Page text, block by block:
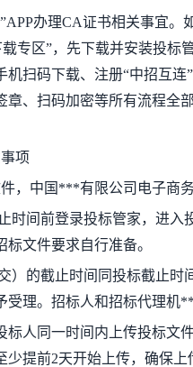
办理CA证书相关事宜。
专区”，先下载并安装投标
扫码下载、注册“中招互
章、扫码加密等所有流程全
项
，中国***有限公司电子商
时间前登录投标管家，进
文件要求自行准备。
）的截止时间同投标截止
受理。招标人和招标代理机
标人同一时间内上传投标文
少提前2天开始上传，确保上